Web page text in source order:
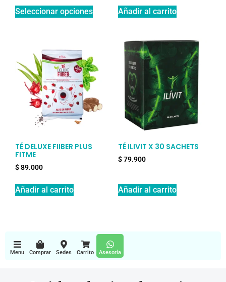
Seleccionar opciones Añadir al carrito
TÉ DELUXE FIIBER PLUS
FITME
$89.000
Añadir al carrito
TÉ ILIVIT X 30 SACHETS
$79.900
Añadir al carrito
Menu Comprar Sedes Carrito Asesoría